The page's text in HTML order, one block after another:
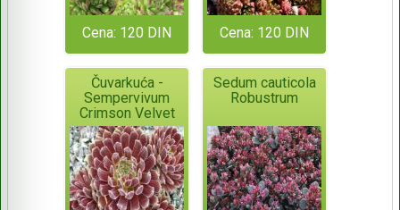
Cena: 120 DIN Cena: 120 DIN
Čuvarkuća -
Sempervivum
Crimson Velvet
Sedum cauticola
Robustrum